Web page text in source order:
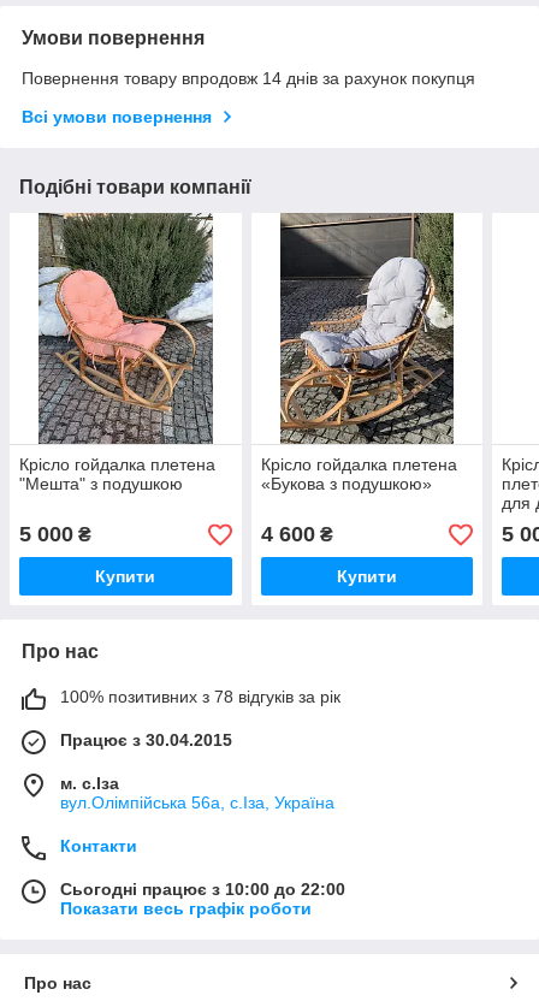
Умови повернення
Повернення товару впродовж 14 днів за рахунок покупця
Всі умови повернення
Подібні товари компанії
Крісло гойдалка плетена
"Мешта" з подушкою
5 000 ₴
Купити
Крісло гойдалка плетена
«Букова з подушкою»
4 600₴
Купити
для
5
Про нас
100% позитивних з 78 відгуків за рік
Працює з 30.04.2015
м. с.Іза
вул.Олімпійська 56а, с.Іза, Україна
Контакти
Сьогодні працює з 10:00 до 22:00
Показати весь графік роботи
Про нас